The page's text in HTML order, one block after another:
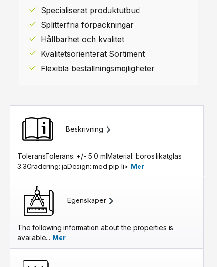
Specialiserat produktutbud
Splitterfria förpackningar
Hållbarhet och kvalitet
Kvalitetsorienterat Sortiment
Flexibla beställningsmöjligheter
Beskrivning
ToleransTolerans: +/- 5,0 mlMaterial: borosilikatglas
3.3Gradering: jaDesign: med pip li> Mer
Egenskaper
The following information about the properties is
available... Mer